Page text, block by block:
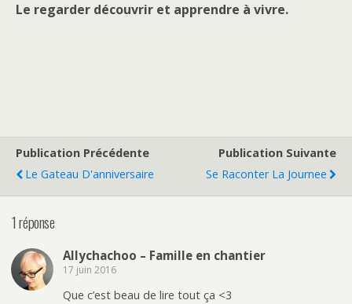
Le regarder découvrir et apprendre à vivre.
Publication Précédente
Le Gateau D'anniversaire
Publication Suivante
Se Raconter La Journee
1 réponse
Allychachoo – Famille en chantier
17 juin 2016
Que c’est beau de lire tout ça <3